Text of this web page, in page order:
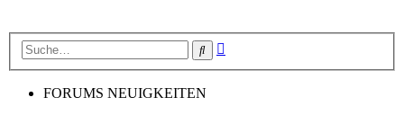
Suche
FORUMS NEUIGKEITEN